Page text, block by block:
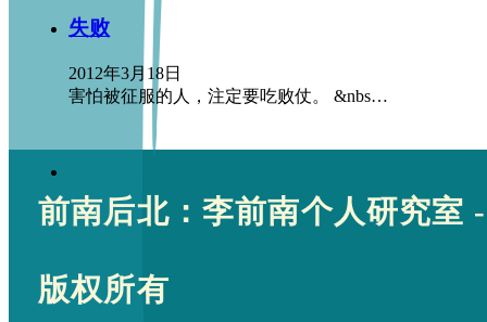
失败
2012年3月18日
害怕被征服的人，注定要吃败仗。 &nbs…
前南后北：李前南个人研究室 -
版权所有